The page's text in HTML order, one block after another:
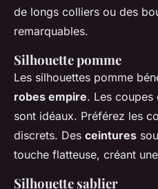
de longs colliers ou des
remarquables.
Silhouette pomme
Les silhouettes pomme
robes empire. Les coupes
sont idéaux. Préférez les
discrets. Des ceintures
touche flatteuse, créant
Silhouette sablier